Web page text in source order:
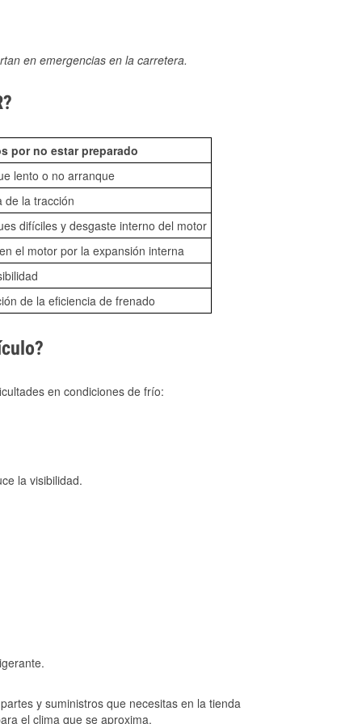
en emergencias en la carretera.
por no estar preparado
lento o no arranque
de la tracción
difíciles y desgaste interno del motor
el motor por la expansión interna
de la eficiencia de frenado
en condiciones de frío:
la visibilidad.
y suministros que necesitas en la tienda
el clima que se aproxima.